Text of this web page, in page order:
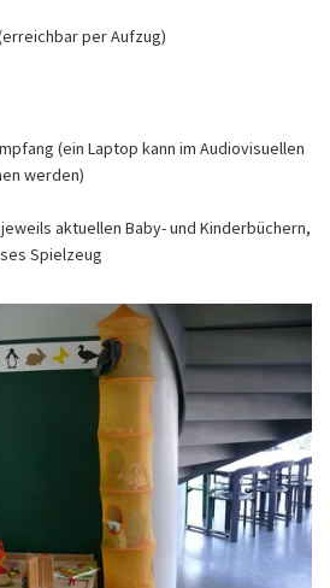
(erreichbar per Aufzug)
(ein Laptop kann im Audiovisuellen
werden)
aktuellen Baby- und Kinderbüchern,
Spielzeug